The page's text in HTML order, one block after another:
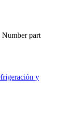
Number part
y